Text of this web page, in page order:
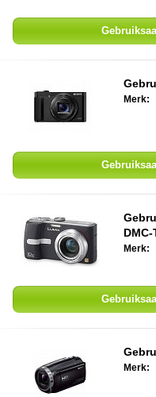
Merk:
DMC-
Merk:
Merk: